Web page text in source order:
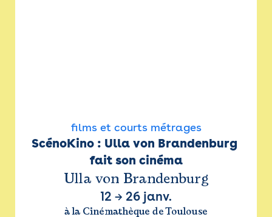
films et courts métrages
ScénoKino : Ulla von Brandenburg
fait son cinéma
Ulla von Brandenburg
12 → 26 janv.
à la Cinémathèque de Toulouse